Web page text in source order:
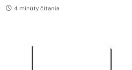
4 minúty čítania